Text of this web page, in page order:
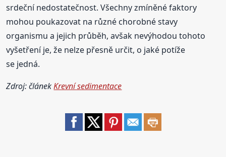
srdeční nedostatečnost. Všechny zmíněné faktory
mohou poukazovat na různé chorobné stavy
organismu a jejich průběh, avšak nevýhodou tohoto
vyšetření je, že nelze přesně určit, o jaké potíže
se jedná.
Zdroj: článekKrevní sedimentace